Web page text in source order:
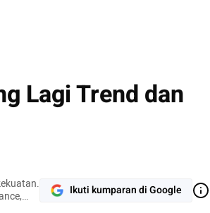
Lagi Trend dan
Ikuti kumparan di Google